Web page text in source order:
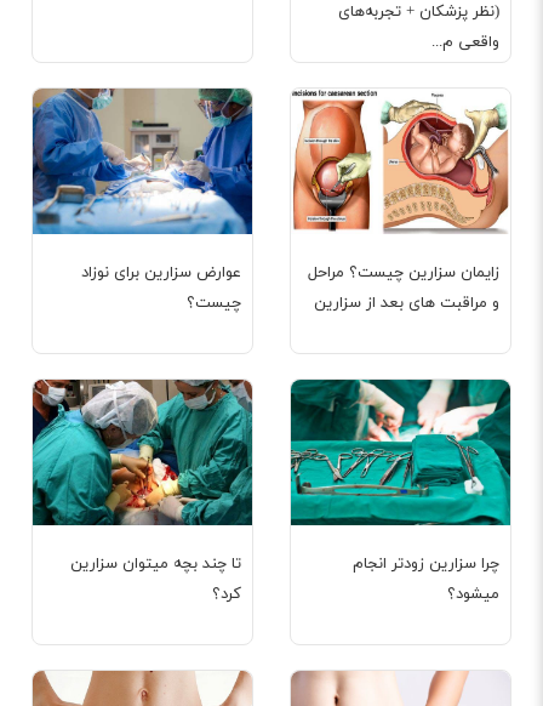
(نظر پزشکان + تجربه‌های
واقعی م...
عوارض سزارین برای نوزاد
چیست؟
زایمان سزارین چیست؟ مراحل
و مراقبت های بعد از سزارین
تا چند بچه میتوان سزارین
کرد؟
چرا سزارین زودتر انجام
میشود؟